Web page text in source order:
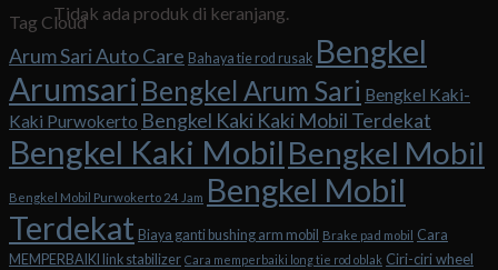
Tidak ada produk di keranjang.
Tag Cloud
Arum Sari Auto Care Bahaya tie rod rusak Bengkel
Arumsari Bengkel Arum Sari Bengkel Kaki-
Kaki Purwokerto Bengkel Kaki Kaki Mobil Terdekat
Bengkel Kaki Mobil Bengkel Mobil
Bengkel Mobil Purwokerto 24 Jam Bengkel Mobil
Terdekat Biaya ganti bushing arm mobil Brake pad mobil Cara
MEMPERBAIKI link stabilizer Cara memperbaiki long tie rod oblak Ciri-ciri wheel